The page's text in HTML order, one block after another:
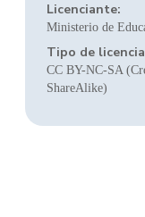
Licenciante:
Ministerio de
Tipo de
CC BY-NC-SA
ShareAlike)